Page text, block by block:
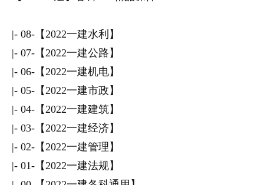
|- 08-【2022一建水利】
|- 07-【2022一建公路】
|- 06-【2022一建机电】
|- 05-【2022一建市政】
|- 04-【2022一建建筑】
|- 03-【2022一建经济】
|- 02-【2022一建管理】
|- 01-【2022一建法规】